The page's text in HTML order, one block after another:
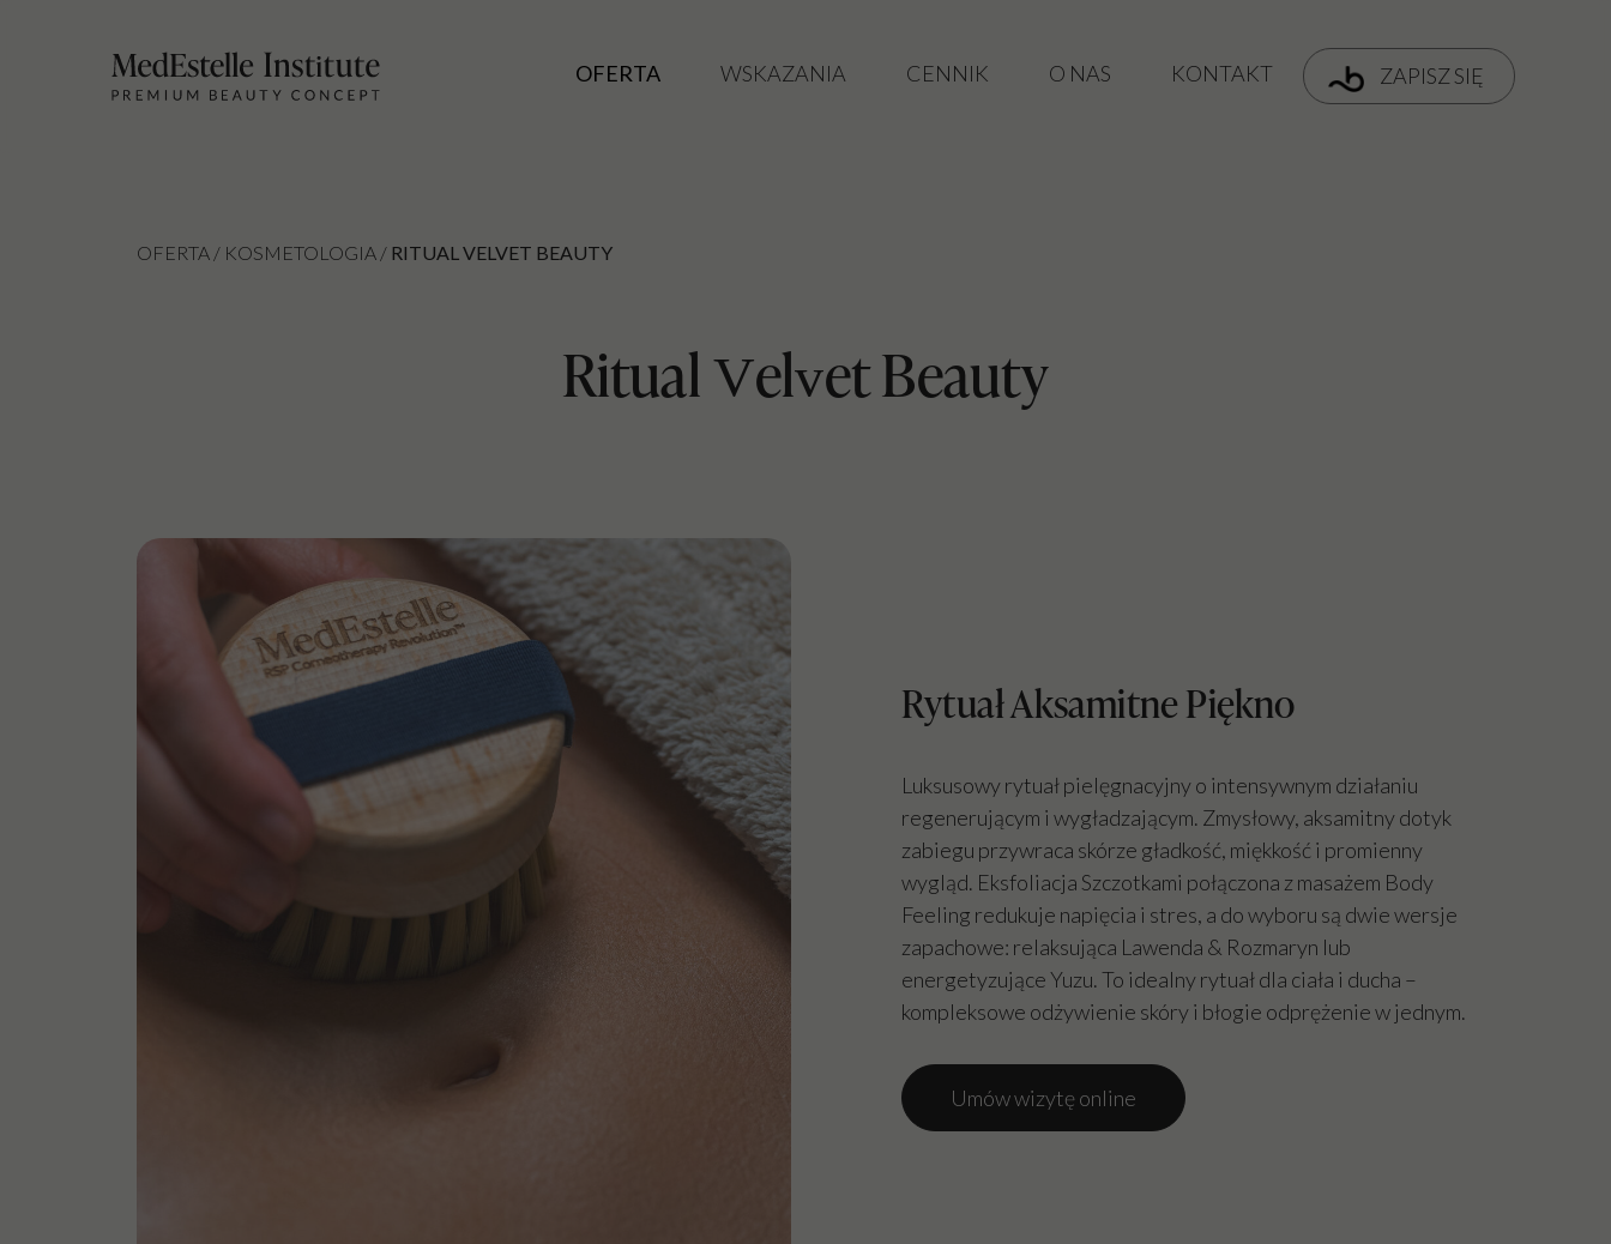
OFERTA WSKAZANIA CENNIK O NAS KONTAKT ZAPISZ SIĘ
OFERTA / KOSMETOLOGIA / RITUAL VELVET BEAUTY
Ritual Velvet Beauty
Rytuał Aksamitne Piękno
Luksusowy rytuał pielęgnacyjny o intensywnym działaniu
regenerującym i wygładzającym. Zmysłowy, aksamitny dotyk
zabiegu przywraca skórze gładkość, miękkość i promienny
wygląd. Eksfoliacja Szczotkami połączona z masażem Body
Feeling redukuje napięcia i stres, a do wyboru są dwie wersje
zapachowe: relaksująca Lawenda & Rozmaryn lub
energetyzujące Yuzu. To idealny rytuał dla ciała i ducha –
kompleksowe odżywienie skóry i błogie odprężenie w jednym.
Umów wizytę online